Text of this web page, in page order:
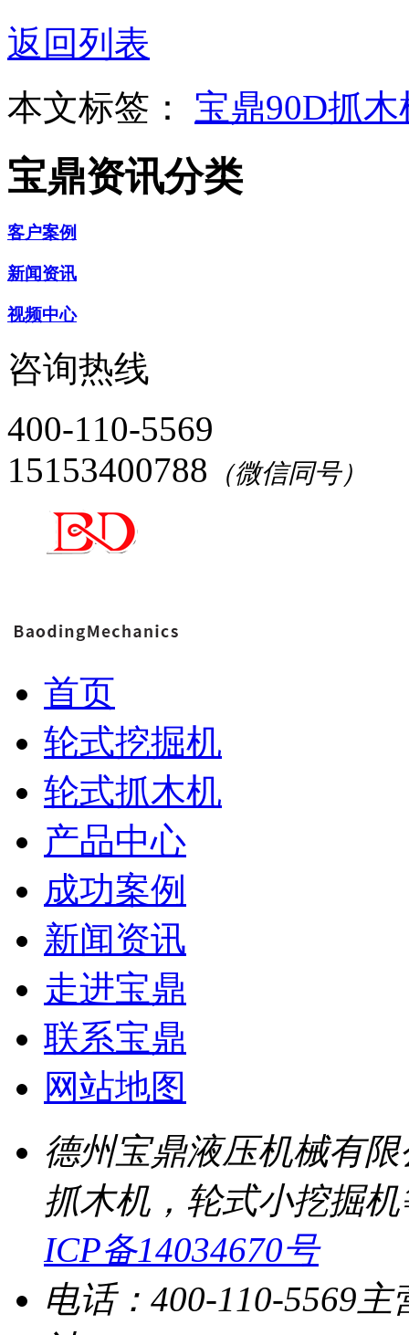
返回列表
本文标签： 宝鼎90D抓
宝鼎资讯分类
客户案例
新闻资讯
视频中心
咨询热线
400-110-5569
15153400788 （微信同号）
首页
轮式挖掘机
轮式抓木机
产品中心
成功案例
新闻资讯
走进宝鼎
联系宝鼎
网站地图
德州宝鼎液压机械有
抓木机，轮式小挖掘
ICP备14034670号
电话：400-110-5569 主